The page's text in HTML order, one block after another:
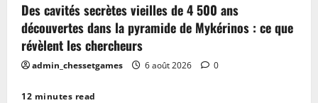
Des cavités secrètes vieilles de 4 500 ans
découvertes dans la pyramide de Mykérinos : ce que
révèlent les chercheurs
admin_chessetgames 6 août 2026 0
12 minutes read